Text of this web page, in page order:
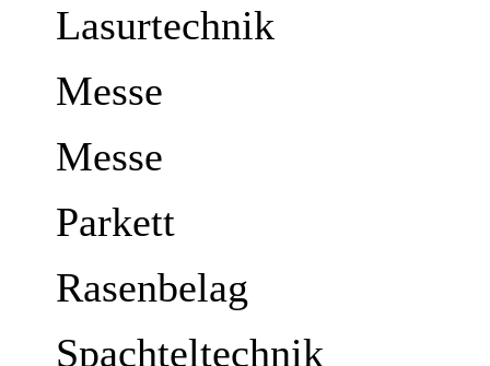
Lasurtechnik
Messe
Messe
Parkett
Rasenbelag
Spachteltechnik